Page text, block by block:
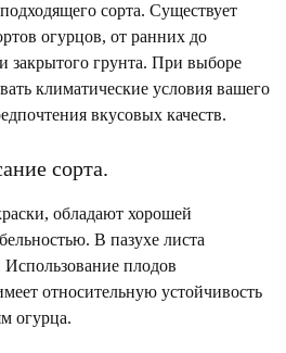
сорта. Существует
огурцов, от ранних до
закрытого грунта. При выборе
климатические условия вашего
вкусовых качеств.
сорта.
обладают хорошей
В пазухе листа
Использование плодов
относительную устойчивость
огурца.